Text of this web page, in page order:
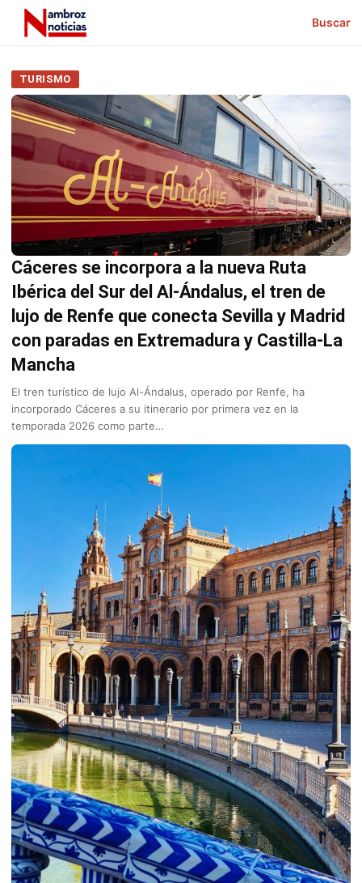
Buscar
TURISMO
Cáceres se incorpora a la nueva Ruta
Ibérica del Sur del Al-Ándalus, el tren de
lujo de Renfe que conecta Sevilla y Madrid
con paradas en Extremadura y Castilla-La
Mancha
El tren turístico de lujo Al-Ándalus, operado por Renfe, ha
incorporado Cáceres a su itinerario por primera vez en la
temporada 2026 como parte…